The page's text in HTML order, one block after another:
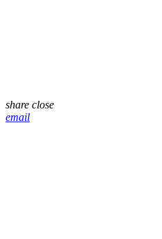
share close
email